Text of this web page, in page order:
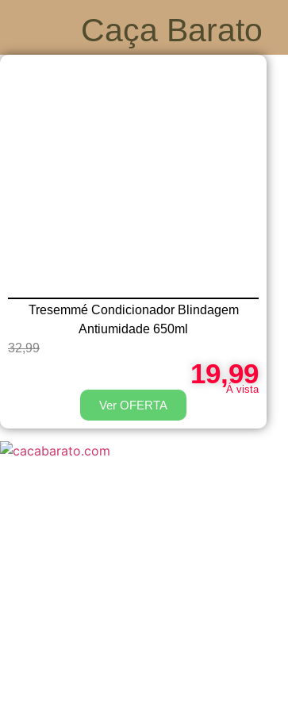
Caça Barato
Tresemmé Condicionador Blindagem
Antiumidade 650ml
32,99
19,99
Á vista
Ver OFERTA